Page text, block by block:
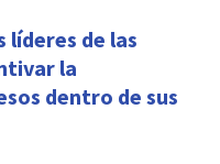
líderes de las
la
dentro de sus